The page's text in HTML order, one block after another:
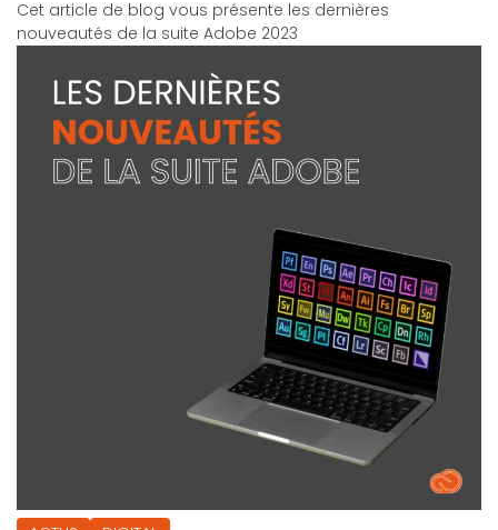
Cet article de blog vous présente les dernières
nouveautés de la suite Adobe 2023